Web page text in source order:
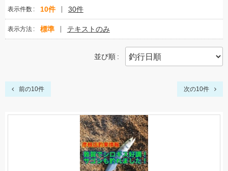
表示件数 10件 30件
表示方法 標準 テキストのみ
並び順
前の10件 次の10件